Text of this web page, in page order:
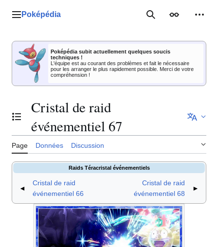
Menu principal
Poképédia RechercherApparence
Poképédia subit actuellement quelques soucis
techniques !
L'équipe est au courant des problèmes et fait le nécessaire
pour les arranger le plus rapidement possible. Merci de votre
compréhension !
Basculer la table des matières
Cristal de raid
événementiel 67
Page Données Discussion
Raids Téracristal événementiels
◄
Cristal de raid
événementiel 66
Cristal de raid
événementiel 68
►